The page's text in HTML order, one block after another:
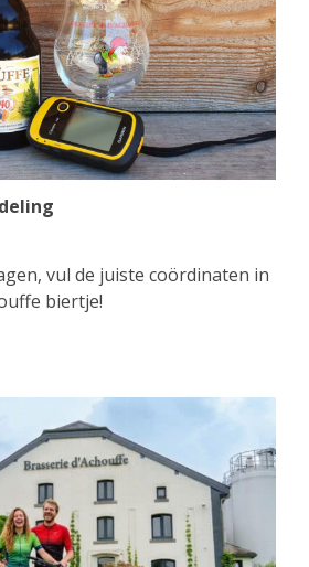
vul de juiste coördinaten in
biertje!